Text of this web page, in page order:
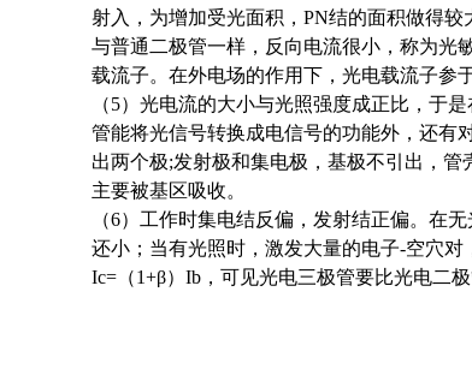
射入，为增加受光面积，PN结的面积做得
与普通二极管一样，反向电流很小，称为光
载流子。在外电场的作用下，光电载流子参
（5）光电流的大小与光照强度成正比，于
管能将光信号转换成电信号的功能外，还有
出两个极;发射极和集电极，基极不引出，
主要被基区吸收。
（6）工作时集电结反偏，发射结正偏。在
还小；当有光照时，激发大量的电子-空穴
Ic=（1+β）Ib，可见光电三极管要比光电二